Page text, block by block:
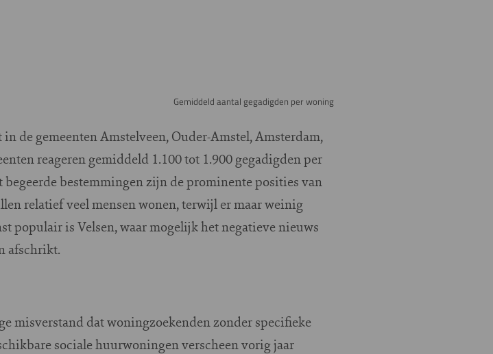
Gemiddeld aantal gegadigden per woning
de gemeenten Amstelveen, Ouder-Amstel, Amsterdam,
reageren gemiddeld 1.100 tot 1.900 gegadigden per
bestemmingen zijn de prominente posities van
relatief veel mensen wonen, terwijl er maar weinig
populair is Velsen, waar mogelijk het negatieve nieuws
afschrikt.
misverstand dat woningzoekenden zonder specifieke
sociale huurwoningen verscheen vorig jaar